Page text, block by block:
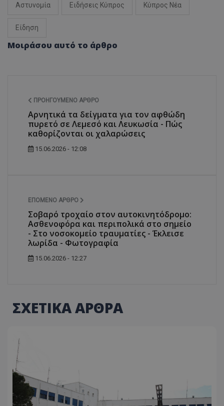
Αστυνομία Ειδήσεις Κύπρος Κύπρος Νέα
Είδηση
Μοιράσου αυτό το άρθρο
ΠΡΟΗΓΟΎΜΕΝΟ ΆΡΘΡΟ
Αρνητικά τα δείγματα για τον αφθώδη
πυρετό σε Λεμεσό και Λευκωσία - Πώς
καθορίζονται οι χαλαρώσεις
15.06.2026 - 12:08
ΕΠΌΜΕΝΟ ΆΡΘΡΟ
Σοβαρό τροχαίο στον αυτοκινητόδρομο:
Ασθενοφόρα και περιπολικά στο σημείο
- Στο νοσοκομείο τραυματίες - Έκλεισε
λωρίδα - Φωτογραφία
15.06.2026 - 12:27
ΣΧΕΤΙΚΑ ΑΡΘΡΑ